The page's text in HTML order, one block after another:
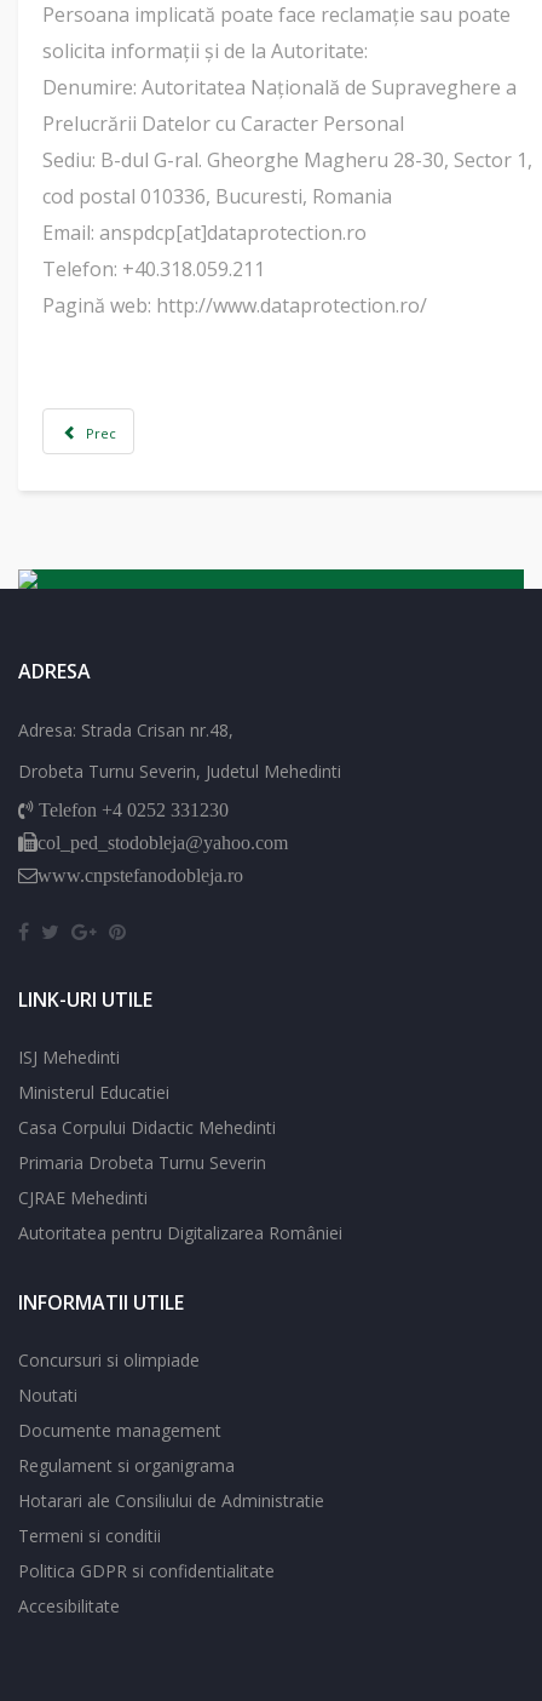
Persoana implicată poate face reclamație sau poate
solicita informații și de la Autoritate:
Denumire: Autoritatea Naţională de Supraveghere a
Prelucrării Datelor cu Caracter Personal
Sediu: B-dul G-ral. Gheorghe Magheru 28-30, Sector 1,
cod postal 010336, Bucuresti, Romania
Email: anspdcp[at]dataprotection.ro
Telefon: +40.318.059.211
Pagină web: http://www.dataprotection.ro/
Prec
ADRESA
Adresa: Strada Crisan nr.48,
Drobeta Turnu Severin, Judetul Mehedinti
Telefon +4 0252 331230
col_ped_stodobleja@yahoo.com
www.cnpstefanodobleja.ro
LINK-URI UTILE
ISJ Mehedinti
Ministerul Educatiei
Casa Corpului Didactic Mehedinti
Primaria Drobeta Turnu Severin
CJRAE Mehedinti
Autoritatea pentru Digitalizarea României
INFORMATII UTILE
Concursuri si olimpiade
Noutati
Documente management
Regulament si organigrama
Hotarari ale Consiliului de Administratie
Termeni si conditii
Politica GDPR si confidentialitate
Accesibilitate